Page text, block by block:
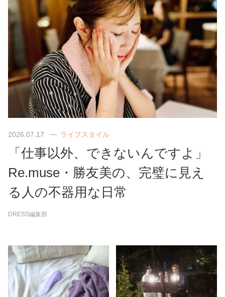
2026.07.17 ライフスタイル
「仕事以外、できないんですよ」
Re.muse・勝友美の、完璧に見え
る人の不器用な日常
DRESS編集部